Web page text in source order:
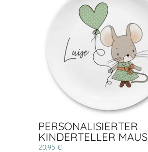
PERSONALISIERTER
KINDERTELLER MAUS
20,95 €